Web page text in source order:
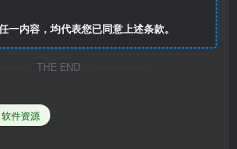
一内容，均代表您已同意上述条款。
THE END
软件资源